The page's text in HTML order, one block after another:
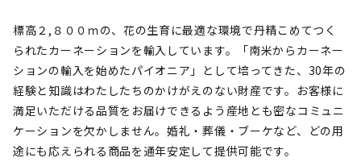
標高２,８００ｍの、花の生育に最適な環境で丹精こめてつく
られたカーネーションを輸入しています。「南米からカーネー
ションの輸入を始めたパイオニア」として培ってきた、30年の
経験と知識はわたしたちのかけがえのない財産です。お客様に
満足いただける品質をお届けできるよう産地とも密なコミュニ
ケーションを欠かしません。婚礼・葬儀・ブーケなど、どの用
途にも応えられる商品を通年安定して提供可能です。